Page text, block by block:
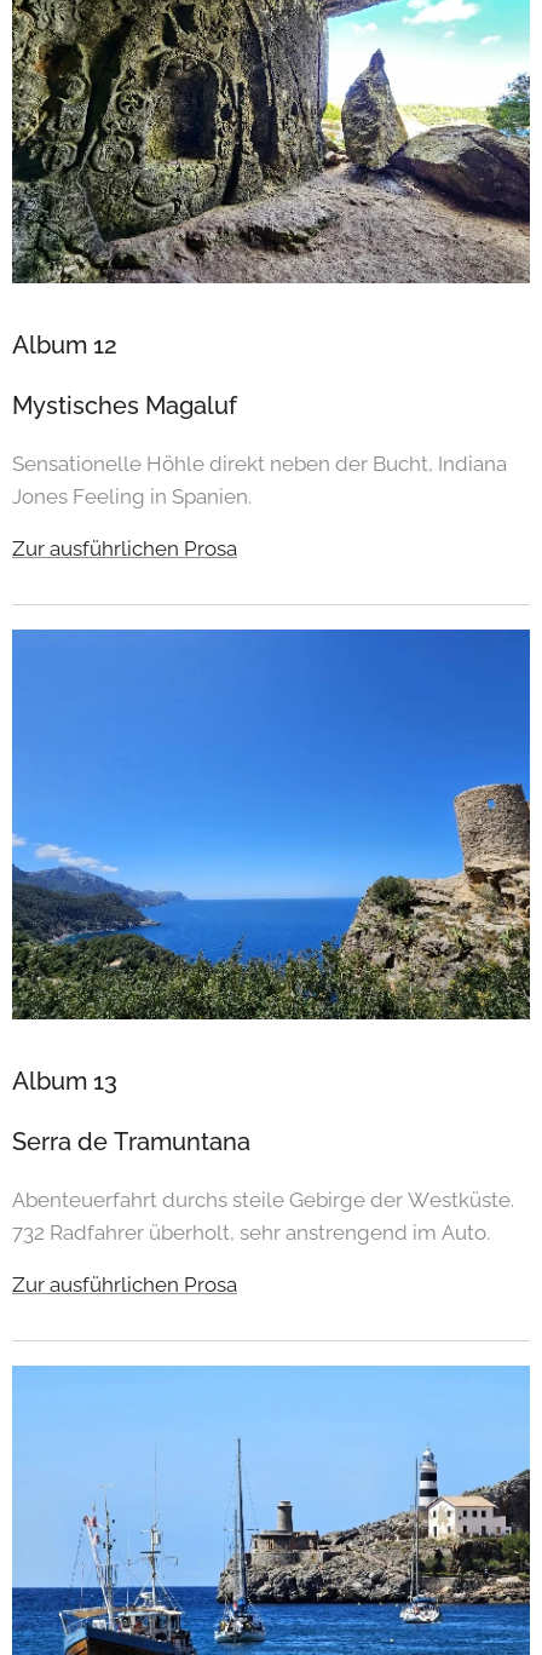
Album 12
Mystisches Magaluf
Sensationelle Höhle direkt neben der Bucht, Indiana
Jones Feeling in Spanien.
Zur ausführlichen Prosa
Album 13
Serra de Tramuntana
Abenteuerfahrt durchs steile Gebirge der Westküste.
732 Radfahrer überholt, sehr anstrengend im Auto.
Zur ausführlichen Prosa